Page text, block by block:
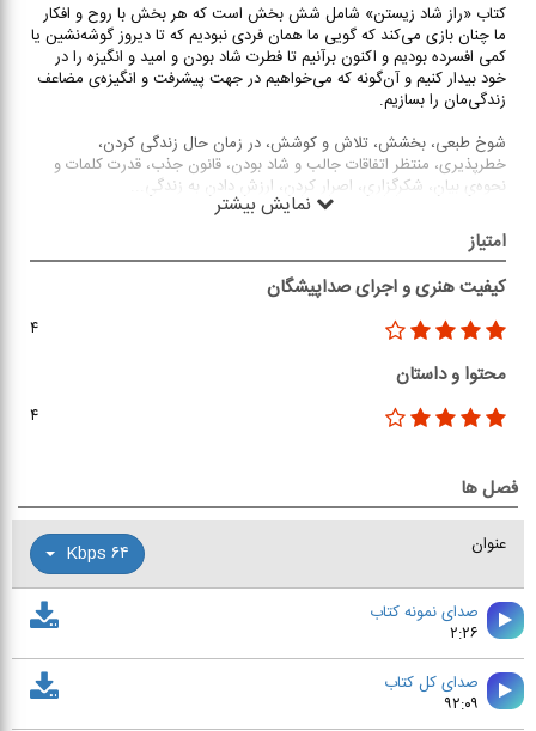
کتاب «راز شاد زیستن» شامل شش بخش است که هر بخش با روح و افکار
ما چنان بازی می‌کند که گویی ما همان فردی نبودیم که تا دیروز گوشه‌نشین یا
کمی افسرده بودیم و اکنون برآنیم تا فطرت شاد بودن و امید و انگیزه‌ را در
خود بیدار کنیم و آن‌گونه که می‌خواهیم در جهت پیشرفت و انگیزه‌ی مضاعف
زندگی‌مان را بسازیم.
شوخ طبعی، بخشش، تلاش و کوشش، در زمان حال زندگی کردن،
خطرپذیری، منتظر اتفاقات جالب و شاد بودن، قانون جذب، قدرت کلمات و
نحوه‌ی بیان، شکرگزاری، اصرار کردن، ارزش دادن به زندگی
نمایش بیشتر
امتیاز
کیفیت هنری و اجرای صداپیشگان
۴
محتوا و داستان
۴
فصل ها
عنوان ۶۴ Kbps
صدای نمونه کتاب
۲:۲۶
صدای کل کتاب
۹۲:۰۹